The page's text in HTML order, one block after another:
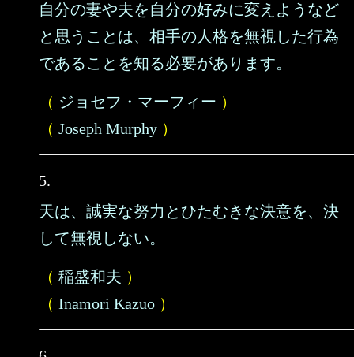
自分の妻や夫を自分の好みに変えようなど
と思うことは、相手の人格を無視した行為
であることを知る必要があります。
（ ジョセフ・マーフィー ）
（ Joseph Murphy ）
5.
天は、誠実な努力とひたむきな決意を、決
して無視しない。
（ 稲盛和夫 ）
（ Inamori Kazuo ）